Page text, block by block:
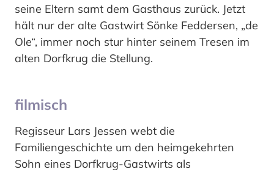
seine Eltern samt dem Gasthaus zurück. Jetzt
hält nur der alte Gastwirt Sönke Feddersen, „de
Ole“, immer noch stur hinter seinem Tresen im
alten Dorfkrug die Stellung.
filmisch
Regisseur Lars Jessen webt die
Familiengeschichte um den heimgekehrten
Sohn eines Dorfkrug-Gastwirts als